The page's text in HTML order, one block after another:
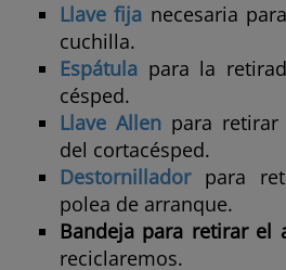
Llave fija necesaria
cuchilla.
Espátula para la
césped.
Llave Allen para
del cortacésped.
Destornilladorpara
polea de arranque.
Bandeja para retirar el
reciclaremos.